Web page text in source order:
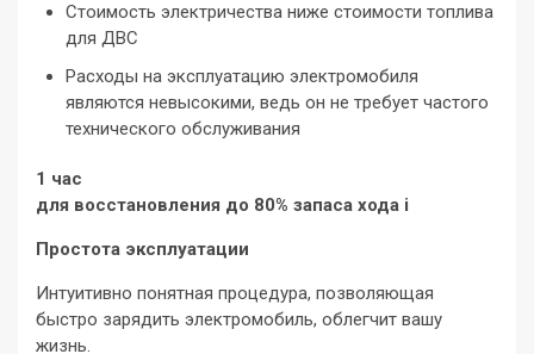
Стоимость электричества ниже стоимости топлива
для ДВС
Расходы на эксплуатацию электромобиля
являются невысокими, ведь он не требует частого
технического обслуживания
1 час
для восстановления до 80% запаса хода i
Простота эксплуатации
Интуитивно понятная процедура, позволяющая
быстро зарядить электромобиль, облегчит вашу
жизнь.